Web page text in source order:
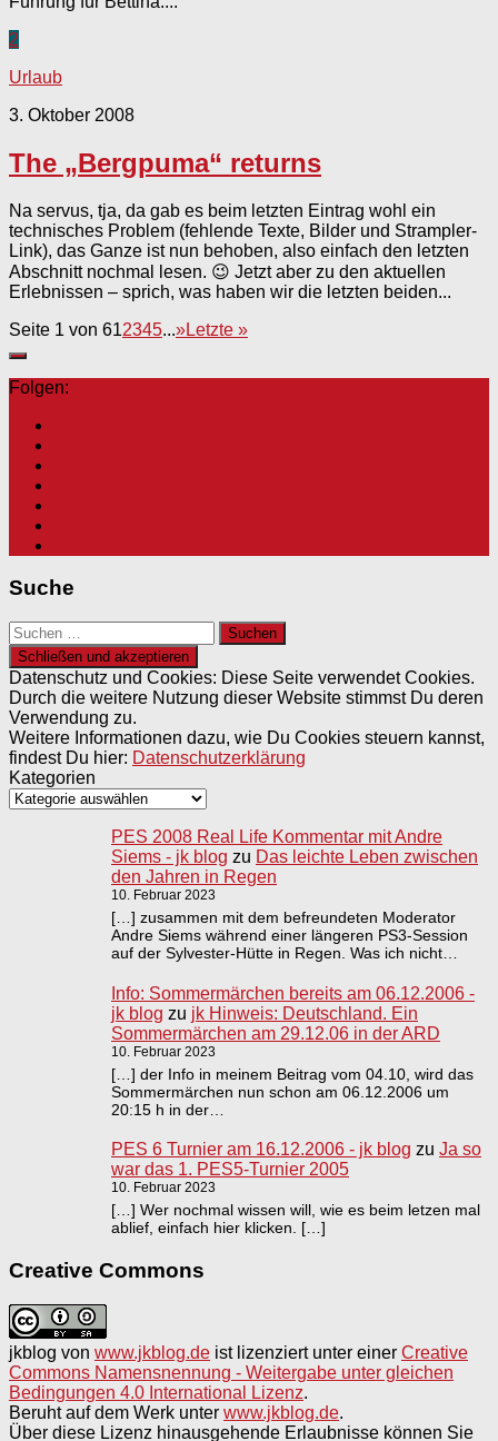
2
Urlaub
3. Oktober 2008
The „Bergpuma“ returns
Na servus, tja, da gab es beim letzten Eintrag wohl ein
technisches Problem (fehlende Texte, Bilder und Strampler-
Link), das Ganze ist nun behoben, also einfach den letzten
Abschnitt nochmal lesen. 😉 Jetzt aber zu den aktuellen
Erlebnissen – sprich, was haben wir die letzten beiden...
Seite 1 von 612345...»Letzte »
Folgen:
Suche
Suchen
nach:
Datenschutz und Cookies: Diese Seite verwendet Cookies.
Durch die weitere Nutzung dieser Website stimmst Du deren
Verwendung zu.
Weitere Informationen dazu, wie Du Cookies steuern kannst,
findest Du hier: Datenschutzerklärung
Kategorien
PES 2008 Real Life Kommentar mit Andre
Siems - jk blog zu Das leichte Leben zwischen
den Jahren in Regen
10. Februar 2023
[…] zusammen mit dem befreundeten Moderator
Andre Siems während einer längeren PS3-Session
auf der Sylvester-Hütte in Regen. Was ich nicht…
Info: Sommermärchen bereits am 06.12.2006 -
jk blog zu jk Hinweis: Deutschland. Ein
Sommermärchen am 29.12.06 in der ARD
10. Februar 2023
[…] der Info in meinem Beitrag vom 04.10, wird das
Sommermärchen nun schon am 06.12.2006 um
20:15 h in der…
PES 6 Turnier am 16.12.2006 - jk blog zu Ja so
war das 1. PES5-Turnier 2005
10. Februar 2023
[…] Wer nochmal wissen will, wie es beim letzen mal
ablief, einfach hier klicken. […]
Creative Commons
jkblog von www.jkblog.de ist lizenziert unter einer Creative
Commons Namensnennung - Weitergabe unter gleichen
Bedingungen 4.0 International Lizenz.
Beruht auf dem Werk unter www.jkblog.de.
Über diese Lizenz hinausgehende Erlaubnisse können Sie